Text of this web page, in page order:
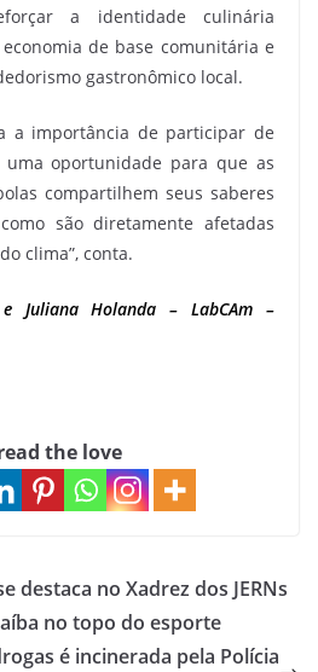
a identidade culinária
de base comunitária e
gastronômico local.
a importância de participar de
uma oportunidade para que as
compartilhem seus saberes
são diretamente afetadas
clima”, conta.
Juliana Holanda – LabCAm –
the love
destaca no Xadrez dos JERNs
no topo do esporte
é incinerada pela Polícia